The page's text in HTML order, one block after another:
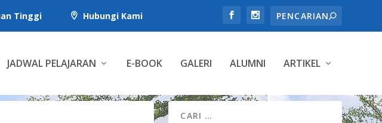
Tinggi  Hubungi Kami
JADWAL PELAJARAN E-BOOK GALERI ALUMNI ARTIKEL